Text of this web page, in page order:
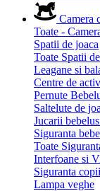
Camera
Toate -
Spatii de joaca
Toate Spatii
Leagane si
Centre de
Pernute
Saltelute de
Jucarii
Siguranta
Toate
Interfoane si
Siguranta copii
Lampa veghe